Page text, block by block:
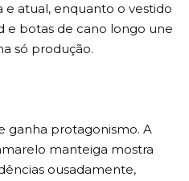
e atual, enquanto o vestido
e botas de cano longo une
só produção.
ganha protagonismo. A
manteiga mostra
ousadamente,